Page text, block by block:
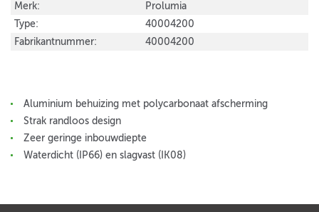
Merk:
Prolumia
Type:
40004200
Fabrikantnummer:
40004200
Aluminium behuizing met polycarbonaat afscherming
Strak randloos design
Zeer geringe inbouwdiepte
Waterdicht (IP66) en slagvast (IK08)